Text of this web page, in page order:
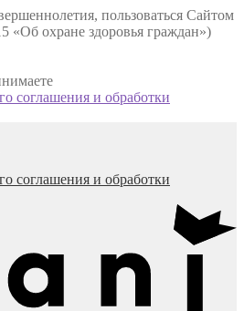
пользоваться Сайтом
«Об охране здоровья граждан»)
соглашения и обработки
соглашения и обработки